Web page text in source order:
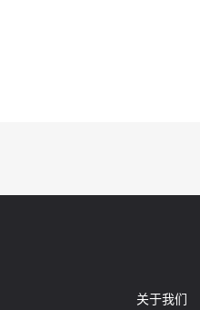
关于我们